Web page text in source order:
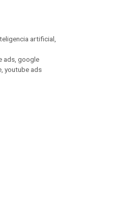
artificial
ads ,google
youtube ads